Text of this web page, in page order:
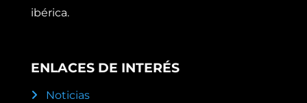
ibérica.
ENLACES DE INTERÉS
Noticias